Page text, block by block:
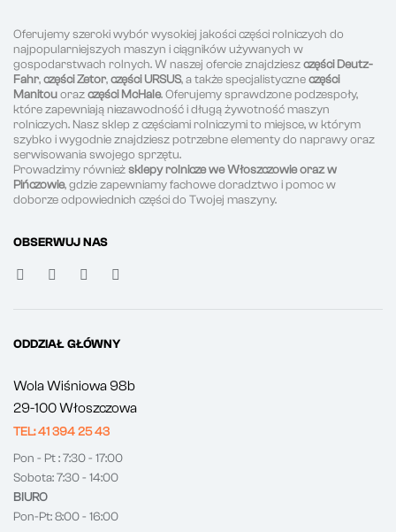
Oferujemy szeroki wybór wysokiej jakości części rolniczych do
najpopularniejszych maszyn i ciągników używanych w
gospodarstwach rolnych. W naszej ofercie znajdzieszczęści Deutz-
Fahr,części Zetor,części URSUS, a także specjalistyczneczęści
Manitouorazczęści McHale. Oferujemy sprawdzone podzespoły,
które zapewniają niezawodność i długą żywotność maszyn
rolniczych. Nasz sklep z częściami rolniczymi to miejsce, w którym
szybko i wygodnie znajdziesz potrzebne elementy do naprawy oraz
serwisowania swojego sprzętu.
Prowadzimy równieżsklepy rolnicze we Włoszczowie oraz w
Pińczowie, gdzie zapewniamy fachowe doradztwo i pomoc w
doborze odpowiednich części do Twojej maszyny.
OBSERWUJ NAS
ODDZIAŁ GŁÓWNY
Wola Wiśniowa 98b
29-100 Włoszczowa
TEL: 41 394 25 43
Pon - Pt : 7:30 - 17:00
Sobota: 7:30 - 14:00
BIURO
Pon-Pt: 8:00 - 16:00